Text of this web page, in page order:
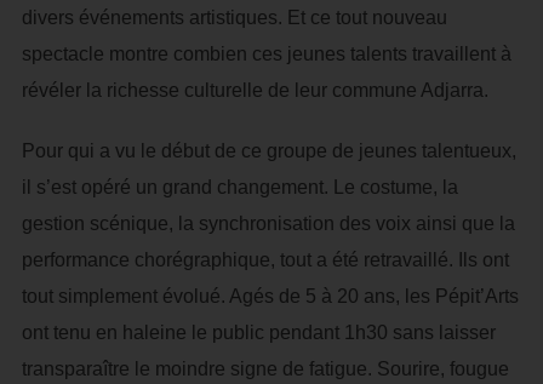
divers événements artistiques. Et ce tout nouveau
spectacle montre combien ces jeunes talents travaillent à
révéler la richesse culturelle de leur commune Adjarra.
Pour qui a vu le début de ce groupe de jeunes talentueux,
il s’est opéré un grand changement. Le costume, la
gestion scénique, la synchronisation des voix ainsi que la
performance chorégraphique, tout a été retravaillé. Ils ont
tout simplement évolué. Agés de 5 à 20 ans, les Pépit’Arts
ont tenu en haleine le public pendant 1h30 sans laisser
transparaître le moindre signe de fatigue. Sourire, fougue